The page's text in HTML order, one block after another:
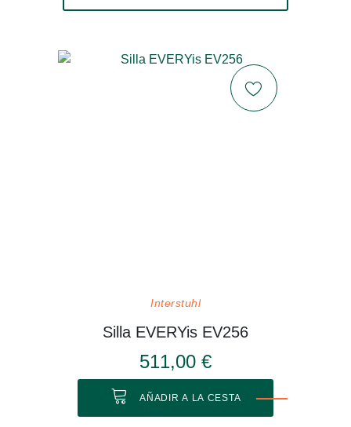
Interstuhl
Silla EVERYis EV256
511,00 €
AÑADIR A LA CESTA